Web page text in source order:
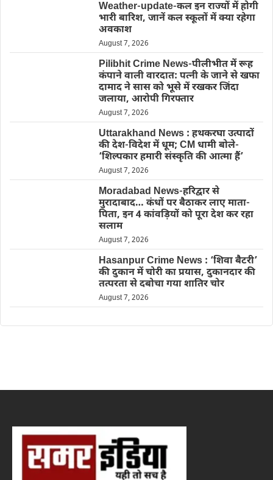
Weather-update-कल इन राज्यों में होगी
भारी बारिश, जानें कल स्कूलों में क्या रहेगा
अवकाश
August 7, 2026
Pilibhit Crime News-पीलीभीत में रूह
कंपाने वाली वारदात: पत्नी के जाने से खफा
दामाद ने सास को भूसे में रखकर जिंदा
जलाया, आरोपी गिरफ्तार
August 7, 2026
Uttarakhand News : हथकरघा उत्पादों
की देश-विदेश में धूम; CM धामी बोले-
‘शिल्पकार हमारी संस्कृति की आत्मा हैं’
August 7, 2026
Moradabad News-हरिद्वार से
मुरादाबाद… कंधों पर बैठाकर लाए माता-
पिता, इन 4 कांवड़ियों को पूरा देश कर रहा
सलाम
August 7, 2026
Hasanpur Crime News : ‘शिवा बैटरी’
की दुकान में चोरी का प्रयास, दुकानदार की
तत्परता से दबोचा गया शातिर चोर
August 7, 2026